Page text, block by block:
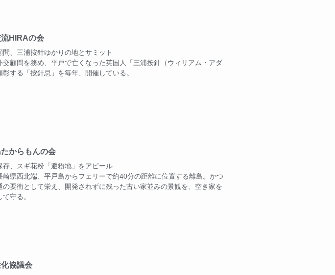
HIRAの会
問、三浦按針ゆかりの地とサミット
交顧問を務め、平戸で亡くなった英国人「三浦按針（ウィリアム・アダ
彰する「按針忌」を毎年、開催している。
からもんの会
存、スギ花粉「避粉地」をアピール
崎県西北端、平戸島からフェリーで約40分の距離に位置する離島。かつ
の要衝として栄え、開発されずに残った古い家並みの景観を、空き家を
守る。
協議会